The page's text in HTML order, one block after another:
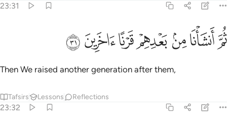
23:31
ثم انشانا من بعدهم قرنا اخرين ٣١
ثُمَّ أَنشَأْنَا مِنۢ بَعْدِهِمْ قَرْنًا ءَاخَرِينَ ٣١
ﱢﱣﱤﱥﱦﱧﱨ
Then We raised another generation after them,
Tafsirs Lessons Reflections
23:32